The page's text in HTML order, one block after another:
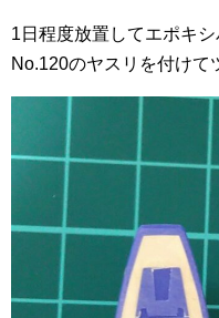
1日程度放置してエポキ
No.120のヤスリを付けて